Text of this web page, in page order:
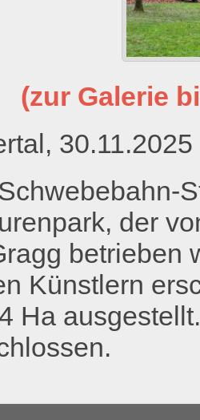
(zur Galerie
30.11.2025
der
betrieben
Künstlern
Ha